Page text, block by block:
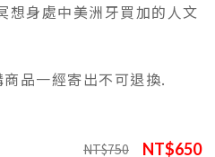
想身處中美洲牙買加的人文
品一經寄出不可退換.
NT$750 NT$650